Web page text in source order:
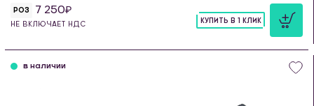
РОЗ 7 250
НЕ ВКЛЮЧАЕТ НДС
КУПИТЬ В 1 КЛИК
в наличии